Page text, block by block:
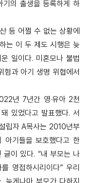
의 출생을 등록하게 하
등 어쩔 수 없는 상황에
는 이 두 제도 시행은 늦
일이다. 미혼모나 불법
험과 아기 생명 위협에서
년 7년간 영·유아 2천
있었다고 발표했다. 서
립자 A목사는 2010년부
아기들을 보호했다고 한
글이 있다. “내 부모는 나
영접하시리이다” 우리